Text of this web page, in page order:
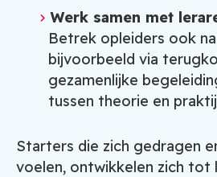
Werk samen met
Betrek opleiders ook
bijvoorbeeld via
gezamenlijke
tussen theorie en
Starters die zich gedragen
voelen, ontwikkelen zich tot